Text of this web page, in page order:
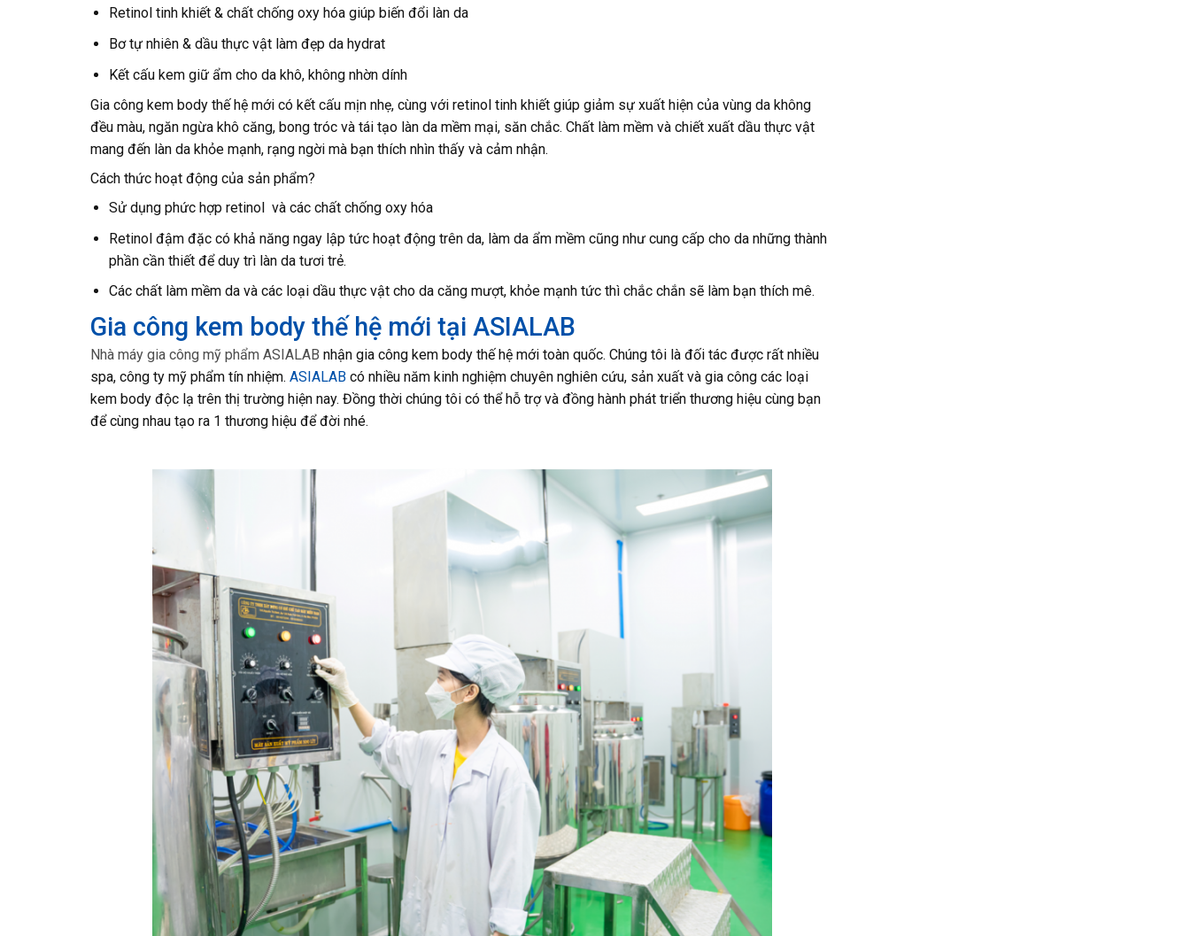
Retinol tinh khiết & chất chống oxy hóa giúp biến đổi làn da
Bơ tự nhiên & dầu thực vật làm đẹp da hydrat
Kết cấu kem giữ ẩm cho da khô, không nhờn dính
Gia công kem body thế hệ mới có kết cấu mịn nhẹ, cùng với retinol tinh khiết giúp giảm sự xuất hiện của vùng da không
đều màu, ngăn ngừa khô căng, bong tróc và tái tạo làn da mềm mại, săn chắc. Chất làm mềm và chiết xuất dầu thực vật
mang đến làn da khỏe mạnh, rạng ngời mà bạn thích nhìn thấy và cảm nhận.
Cách thức hoạt động của sản phẩm?
Sử dụng phức hợp retinol và các chất chống oxy hóa
Retinol đậm đặc có khả năng ngay lập tức hoạt động trên da, làm da ẩm mềm cũng như cung cấp cho da những thành
phần cần thiết để duy trì làn da tươi trẻ.
Các chất làm mềm da và các loại dầu thực vật cho da căng mượt, khỏe mạnh tức thì chắc chắn sẽ làm bạn thích mê.
Gia công kem body thế hệ mới tại ASIALAB
Nhà máy gia công mỹ phẩm ASIALAB nhận gia công kem body thế hệ mới toàn quốc. Chúng tôi là đối tác được rất nhiều
spa, công ty mỹ phẩm tín nhiệm. ASIALAB có nhiều năm kinh nghiệm chuyên nghiên cứu, sản xuất và gia công các loại
kem body độc lạ trên thị trường hiện nay. Đồng thời chúng tôi có thể hỗ trợ và đồng hành phát triển thương hiệu cùng bạn
để cùng nhau tạo ra 1 thương hiệu để đời nhé.